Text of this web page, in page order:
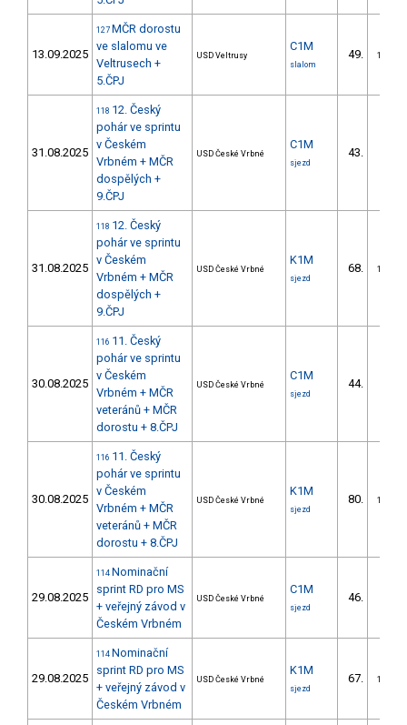
13.09.2025
127 MČR dorostu
ve slalomu ve
Veltrusech +
5.ČPJ
USD Veltrusy
C1M
slalom
49. 16/DM
31.08.2025
118 12. Český
pohár ve sprintu
v Českém
Vrbném + MČR
dospělých +
9.ČPJ
USD České Vrbné
C1M
sjezd
43.
31.08.2025
118 12. Český
pohár ve sprintu
v Českém
Vrbném + MČR
dospělých +
9.ČPJ
USD České Vrbné
K1M
sjezd
68. 10/DM
30.08.2025
116 11. Český
pohár ve sprintu
v Českém
Vrbném + MČR
veteránů + MČR
dorostu + 8.ČPJ
USD České Vrbné
C1M
sjezd
44.
30.08.2025
116 11. Český
pohár ve sprintu
v Českém
Vrbném + MČR
veteránů + MČR
dorostu + 8.ČPJ
USD České Vrbné
K1M
sjezd
80. 13/DM
29.08.2025
114 Nominační
sprint RD pro MS
+ veřejný závod v
Českém Vrbném
USD České Vrbné
C1M
sjezd
46.
29.08.2025
114 Nominační
sprint RD pro MS
+ veřejný závod v
Českém Vrbném
USD České Vrbné
K1M
sjezd
67. 10/DM